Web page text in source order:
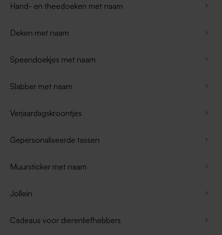
Hand- en theedoeken met naam
Deken met naam
Speendoekjes met naam
Slabber met naam
Verjaardagskroontjes
Gepersonaliseerde tassen
Muursticker met naam
Jollein
Cadeaus voor dierenliefhebbers